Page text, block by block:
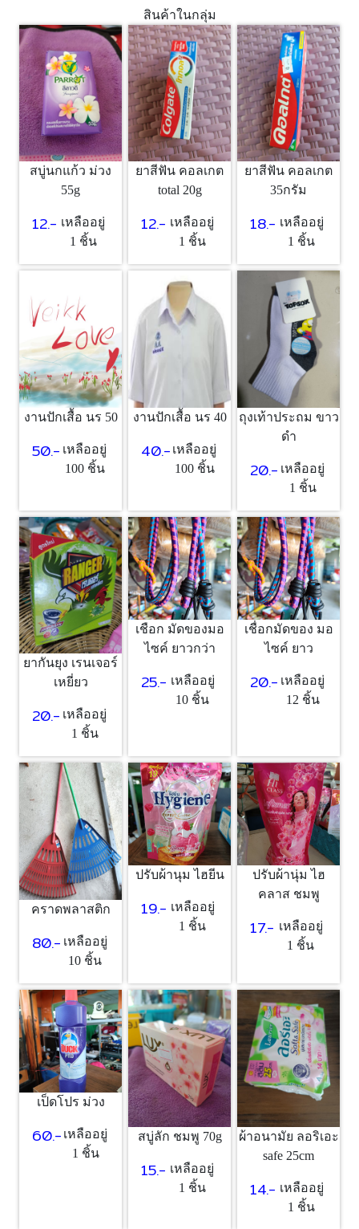
สินค้าในกลุ่ม
สบู่นกแก้ว ม่วง
55g
12.- เหลืออยู่
1 ชิ้น
ยาสีฟัน คอลเกต
total 20g
12.- เหลืออยู่
1 ชิ้น
ยาสีฟัน คอลเกต
35กรัม
18.- เหลืออยู่
1 ชิ้น
งานปักเสื้อ นร 50
50.- เหลืออยู่
100 ชิ้น
งานปักเสื้อ นร 40
40.- เหลืออยู่
100 ชิ้น
ถุงเท้าประถม ขาว
ดำ
20.- เหลืออยู่
1 ชิ้น
ยากันยุง เรนเจอร์
เหยี่ยว
20.- เหลืออยู่
1 ชิ้น
เชือก มัดของมอ
ไซค์ ยาวกว่า
25.- เหลืออยู่
10 ชิ้น
เชื่อกมัดของ มอ
ไซค์ ยาว
20.- เหลืออยู่
12 ชิ้น
คราดพลาสติก
80.- เหลืออยู่
10 ชิ้น
ปรับผ้านุม ไฮยีน
19.- เหลืออยู่
1 ชิ้น
ปรับผ้านุ่ม ไฮ
คลาส ชมพู
17.- เหลืออยู่
1 ชิ้น
เป็ดโปร ม่วง
60.- เหลืออยู่
1 ชิ้น
สบู่ลัก ชมพู 70g
15.- เหลืออยู่
1 ชิ้น
ผ้าอนามัย ลอริเอะ
safe 25cm
14.- เหลืออยู่
1 ชิ้น